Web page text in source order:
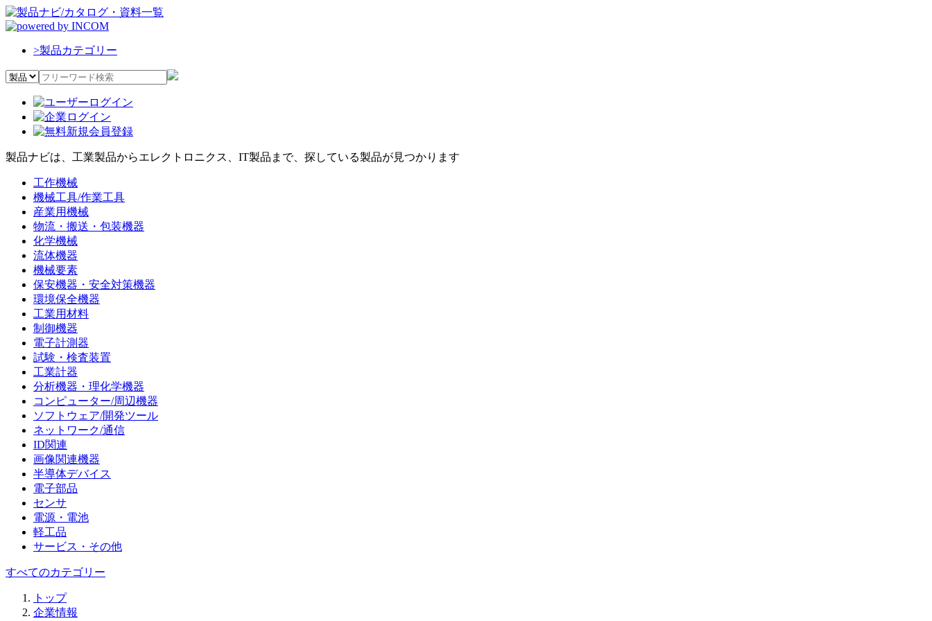
>製品カテゴリー
製品ナビは、工業製品からエレクトロニクス、IT製品まで、探している製品が見つかります
工作機械
機械工具/作業工具
産業用機械
物流・搬送・包装機器
化学機械
流体機器
機械要素
保安機器・安全対策機器
環境保全機器
工業用材料
制御機器
電子計測器
試験・検査装置
工業計器
分析機器・理化学機器
コンピューター/周辺機器
ソフトウェア/開発ツール
ネットワーク/通信
ID関連
画像関連機器
半導体デバイス
電子部品
センサ
電源・電池
軽工品
サービス・その他
すべてのカテゴリー
トップ
企業情報